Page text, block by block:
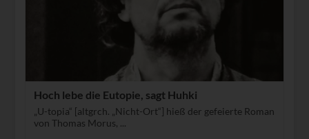
Hoch lebe die Eutopie, sagt Huhki
„U-topia“ [altgrch. „Nicht-Ort“] hieß der gefeierte Roman
von Thomas Morus, ...